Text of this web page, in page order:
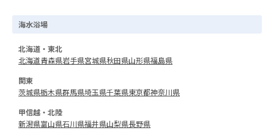
海水浴場
北海道・東北
北海道青森県岩手県宮城県秋田県山形県福島県
関東
茨城県栃木県群馬県埼玉県千葉県東京都神奈川県
甲信越・北陸
新潟県富山県石川県福井県山梨県長野県